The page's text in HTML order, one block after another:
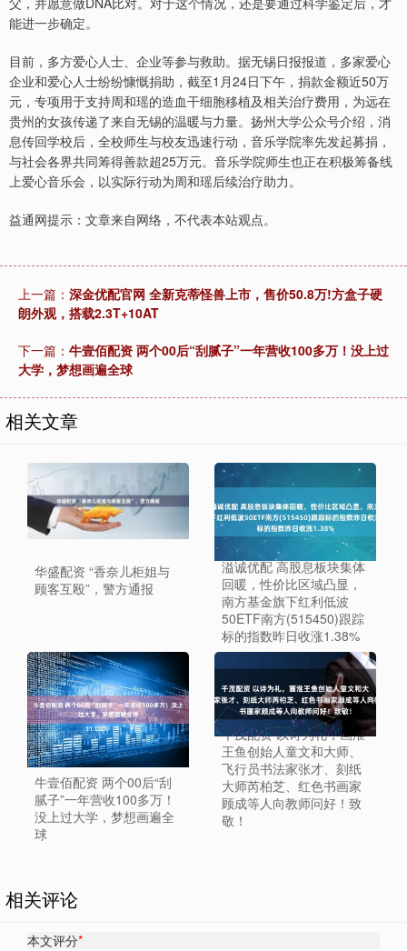
能进一步确定。
目前，多方爱心人士、企业等参与救助。据无锡日报报道，多家爱心
企业和爱心人士纷纷慷慨捐助，截至1月24日下午，捐款金额近50万
元‌，专项用于支持周和瑶的造血干细胞移植及相关治疗费用，为远在
贵州的女孩传递了来自无锡的温暖与力量。扬州大学公众号介绍，消
息传回学校后，全校师生与校友迅速行动，音乐学院率先发起募捐，
与社会各界共同筹得善款超25万元。音乐学院师生也正在积极筹备线
上爱心音乐会，以实际行动为周和瑶后续治疗助力。
益通网提示：文章来自网络，不代表本站观点。
上一篇： 深金优配官网 全新克蒂怪兽上市，售价50.8万!方盒子硬
朗外观，搭载2.3T+10AT
下一篇： 牛壹佰配资 两个00后“刮腻子”一年营收100多万！没上过
大学，梦想画遍全球
相关文章
华盛配资 “香奈儿柜姐与
顾客互殴”，警方通报
溢诚优配 高股息板块集体
回暖，性价比区域凸显，
南方基金旗下红利低波
50ETF南方(515450)跟踪
标的指数昨日收涨1.38%
牛壹佰配资 两个00后“刮
腻子”一年营收100多万！
没上过大学，梦想画遍全
球
千茂配资 以诗为礼，画淮
王鱼创始人童文和大师、
飞行员书法家张才、刻纸
大师芮柏芝、红色书画家
顾成等人向教师问好！致
敬！
相关评论
本文评分*